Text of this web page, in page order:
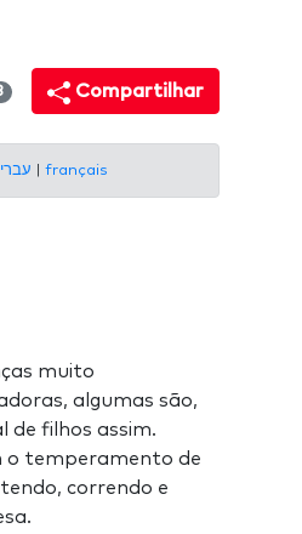
Compartilhar
français
muito
algumas são,
de filhos assim.
o temperamento de
correndo e